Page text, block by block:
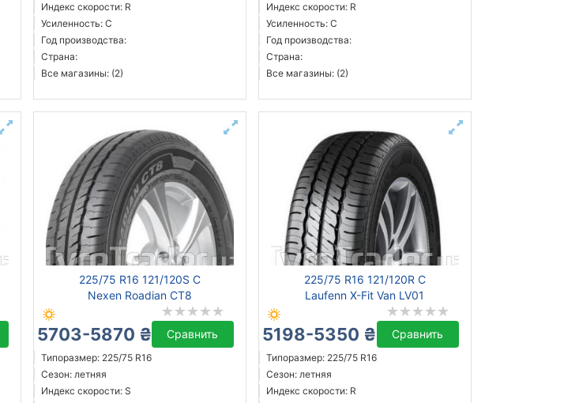
Индекс скорости: R
Усиленность: C
Год производства:
Страна:
Все магазины: (2)
Индекс скорости: R
Усиленность: C
Год производства:
Страна:
Все магазины: (2)
225/75 R16 121/120S C
Nexen Roadian CT8
5703-5870 ₴ Сравнить
Типоразмер: 225/75 R16
Сезон: летняя
Индекс скорости: S
225/75 R16 121/120R C
Laufenn X-Fit Van LV01
5198-5350 ₴ Сравнить
Типоразмер: 225/75 R16
Сезон: летняя
Индекс скорости: R